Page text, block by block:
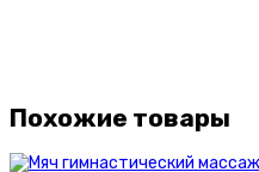
Похожие товары